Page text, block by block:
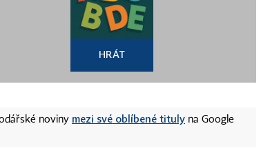
HRÁT
noviny mezi své oblíbené tituly na Google